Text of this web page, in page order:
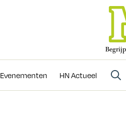
Evenementen HN Actueel
Evenementen